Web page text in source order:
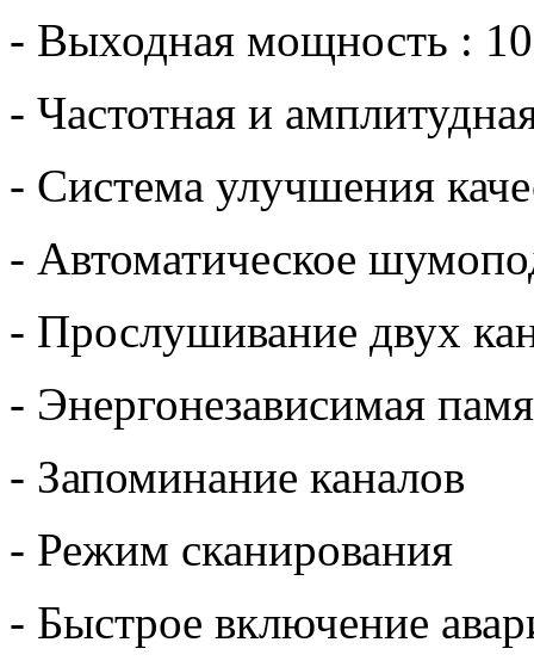
- Выходная мощность :
- Частотная и
- Система улучшения
- Автоматическое
- Прослушивание двух
- Энергонезависимая
- Запоминание каналов
- Режим сканирования
- Быстрое включение